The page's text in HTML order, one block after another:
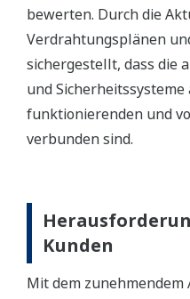
bewerten. Durch die
Verdrahtungsplänen
sichergestellt, dass die
und
funktionierenden und
verbunden sind.
Kunden
Mit dem